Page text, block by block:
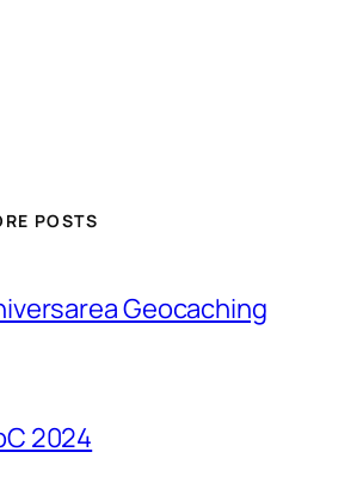
POSTS
Geocaching
2024